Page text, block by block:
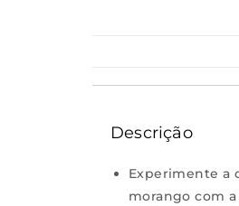
Descrição
Experimente a
morango com